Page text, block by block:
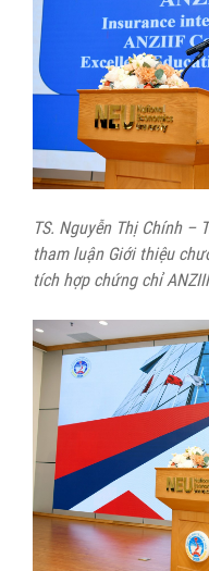
TS. Nguyễn Thị Chính –
tham luận Giới thiệu
tích hợp chứng chỉ